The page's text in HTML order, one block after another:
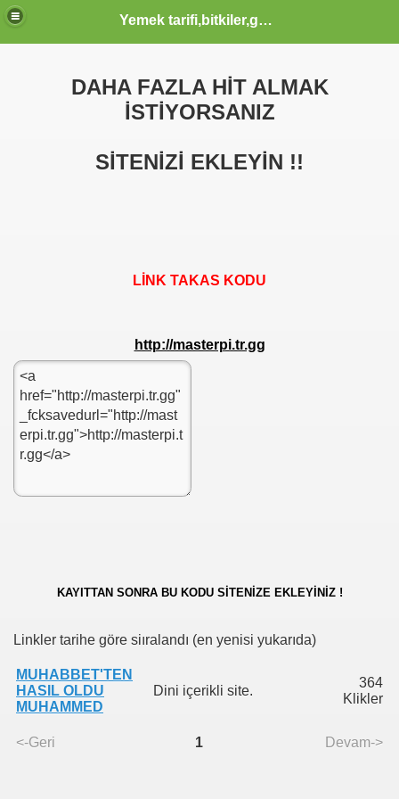
Yemek tarifi,bitkiler,güzellik sağlık,burçlar,sözler
DAHA FAZLA HİT ALMAK
İSTİYORSANIZ
SİTENİZİ EKLEYİN !!
LİNK TAKAS KODU
http://masterpi.tr.gg
KAYITTAN SONRA BU KODU SİTENİZE EKLEYİNİZ !
Linkler tarihe göre siıralandı (en yenisi yukarıda)
MUHABBET'TEN
HASIL OLDU
MUHAMMED
Dini içerikli site.
364
Klikler
<-Geri 1 Devam->
HTML KODLARI CSS KODLARI MENUSU